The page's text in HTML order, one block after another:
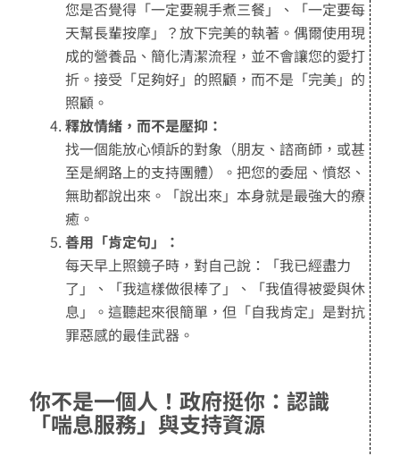
您是否覺得「一定要親手煮三餐」、「一定要每
天幫長輩按摩」？放下完美的執著。偶爾使用現
成的營養品、簡化清潔流程，並不會讓您的愛打
折。接受「足夠好」的照顧，而不是「完美」的
照顧。
釋放情緒，而不是壓抑：
找一個能放心傾訴的對象（朋友、諮商師，或甚
至是網路上的支持團體）。把您的委屈、憤怒、
無助都說出來。「說出來」本身就是最強大的療
癒。
善用「肯定句」：
每天早上照鏡子時，對自己說：「我已經盡力
了」、「我這樣做很棒了」、「我值得被愛與休
息」。這聽起來很簡單，但「自我肯定」是對抗
罪惡感的最佳武器。
你不是一個人！政府挺你：認識
「喘息服務」與支持資源